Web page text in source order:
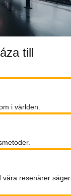
till
i världen.
våra resenärer säger